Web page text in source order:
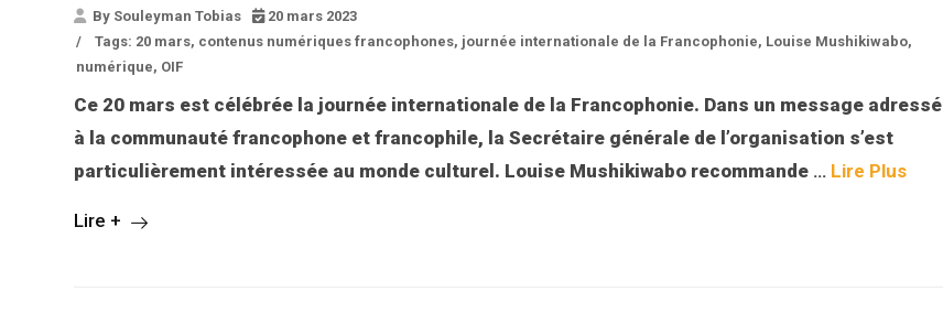
By Souleyman Tobias
20 mars 2023
/
Tags: 20 mars, contenus numériques francophones, journée internationale de la Francophonie, Louise Mushikiwabo,
numérique, OIF
Ce 20 mars est célébrée la journée internationale de la Francophonie. Dans un message adressé
à la communauté francophone et francophile, la Secrétaire générale de l’organisation s’est
particulièrement intéressée au monde culturel. Louise Mushikiwabo recommande … Lire Plus
Lire +